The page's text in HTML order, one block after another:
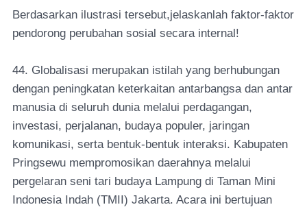
Berdasarkan ilustrasi tersebut,jelaskanlah faktor-faktor
pendorong perubahan sosial secara internal!
44. Globalisasi merupakan istilah yang berhubungan
dengan peningkatan keterkaitan antarbangsa dan antar
manusia di seluruh dunia melalui perdagangan,
investasi, perjalanan, budaya populer, jaringan
komunikasi, serta bentuk-bentuk interaksi. Kabupaten
Pringsewu mempromosikan daerahnya melalui
pergelaran seni tari budaya Lampung di Taman Mini
Indonesia Indah (TMII) Jakarta. Acara ini bertujuan